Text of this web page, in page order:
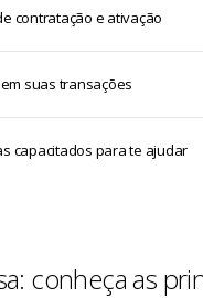
contratação e ativação
suas transações
capacitados para te ajudar
conheça as